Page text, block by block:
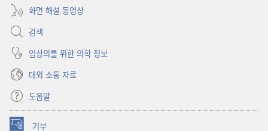
화면 해설 동영상
검색
임상의를 위한 의학 정보
대외 소통 자료
도움말
기부